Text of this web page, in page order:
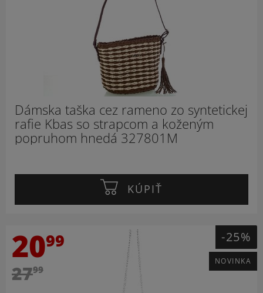
Dámska taška cez rameno zo syntetickej
rafie Kbas so strapcom a koženým
popruhom hnedá 327801M
KÚPIŤ
2099
2799
-25%
NOVINKA